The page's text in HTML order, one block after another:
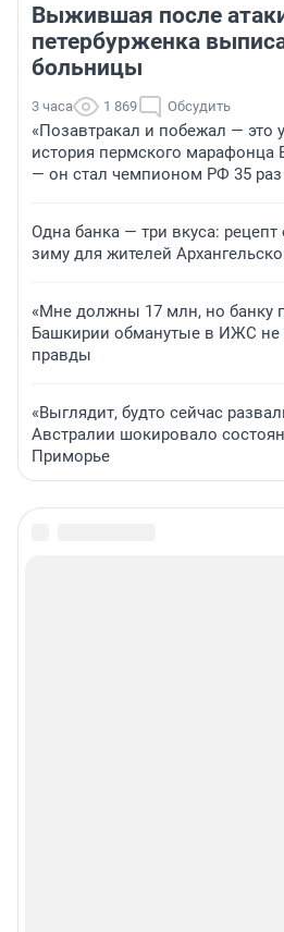
Выжившая после
петербурженка
больницы
3 часа 1 869 Обсудить
«Позавтракал и побежал — это
история пермского
— он стал чемпионом РФ 35 раз
Одна банка — три вкуса:
зиму для жителей
«Мне должны 17 млн, но банку
Башкирии обманутые в ИЖС не
правды
«Выглядит, будто сейчас
Австралии шокировало
Приморье